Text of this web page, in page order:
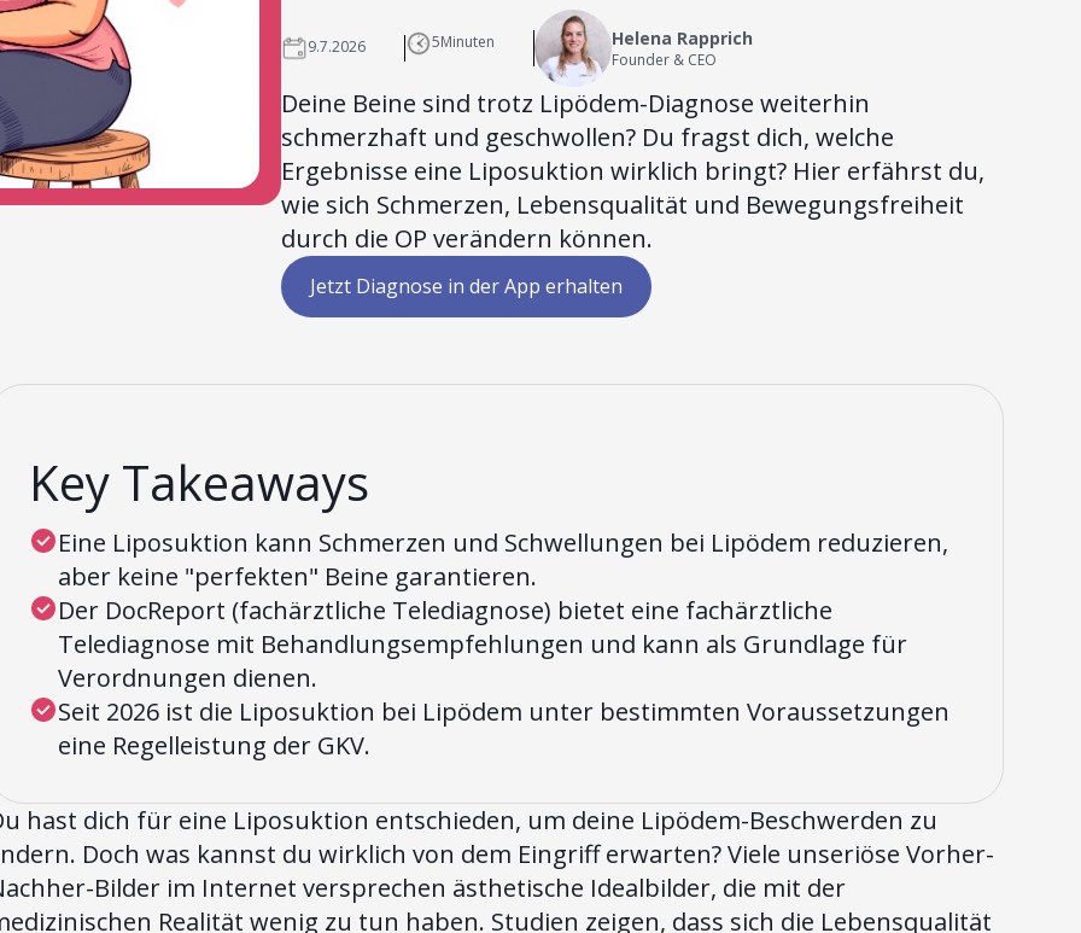
9.7.2026 5Minuten Helena Rapprich
Founder & CEO
Deine Beine sind trotz Lipödem-Diagnose weiterhin
schmerzhaft und geschwollen? Du fragst dich, welche
Ergebnisse eine Liposuktion wirklich bringt? Hier erfährst du,
wie sich Schmerzen, Lebensqualität und Bewegungsfreiheit
durch die OP verändern können.
Jetzt Diagnose in der App erhalten
Key Takeaways
Eine Liposuktion kann Schmerzen und Schwellungen bei Lipödem reduzieren,
aber keine "perfekten" Beine garantieren.
Der DocReport (fachärztliche Telediagnose) bietet eine fachärztliche
Telediagnose mit Behandlungsempfehlungen und kann als Grundlage für
Verordnungen dienen.
Seit 2026 ist die Liposuktion bei Lipödem unter bestimmten Voraussetzungen
eine Regelleistung der GKV.
hast dich für eine Liposuktion entschieden, um deine Lipödem-Beschwerden zu
Doch was kannst du wirklich von dem Eingriff erwarten? Viele unseriöse Vorher-
Bilder im Internet versprechen ästhetische Idealbilder, die mit der
Realität wenig zu tun haben. Studien zeigen, dass sich die Lebensqualität